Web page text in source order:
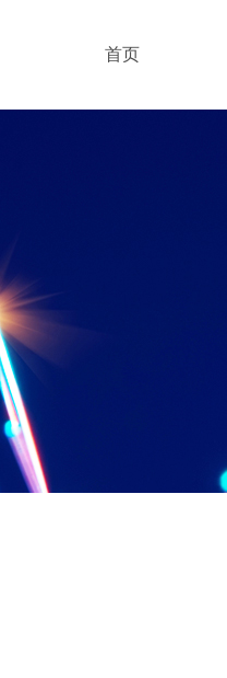
首页